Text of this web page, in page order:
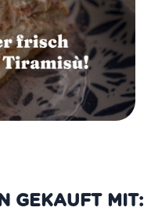
GEKAUFT MIT: